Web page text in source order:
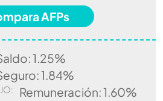
AFPs
1.25%
1.84%
Remuneración: 1.60%